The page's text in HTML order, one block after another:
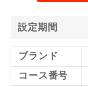
設定期間
ブランド
コース番号
1名様1室同代
金
ご夫婦限定